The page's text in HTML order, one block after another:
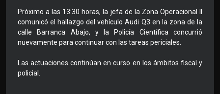
Próximo a las 13:30 horas, la jefa de la Zona Operacional II
comunicó el hallazgo del vehículo Audi Q3 en la zona de la
calle Barranca Abajo, y la Policía Científica concurrió
nuevamente para continuar con las tareas periciales.
Las actuaciones continúan en curso en los ámbitos fiscal y
policial.